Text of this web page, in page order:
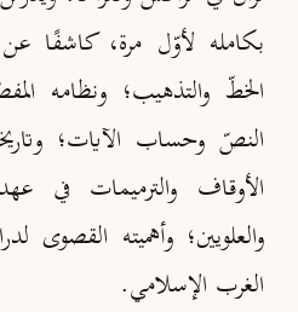
بكامله لأوّل مرة، كاشفًا عن
الخطّ والتذهيب؛ ونظامه
النصّ وحساب الآيات؛
الأوقاف والترميمات في عهد
والعلويين؛ وأهميته القصوى
الغرب الإسلامي.